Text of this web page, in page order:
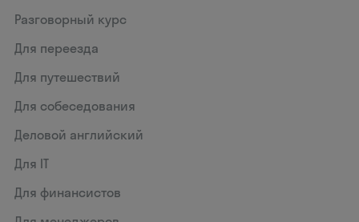
Разговорный курс
Для переезда
Для путешествий
Для собеседования
Деловой английский
Для IT
Для финансистов